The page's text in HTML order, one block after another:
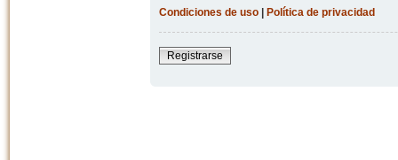
Condiciones de uso| Política de privacidad
Registrarse